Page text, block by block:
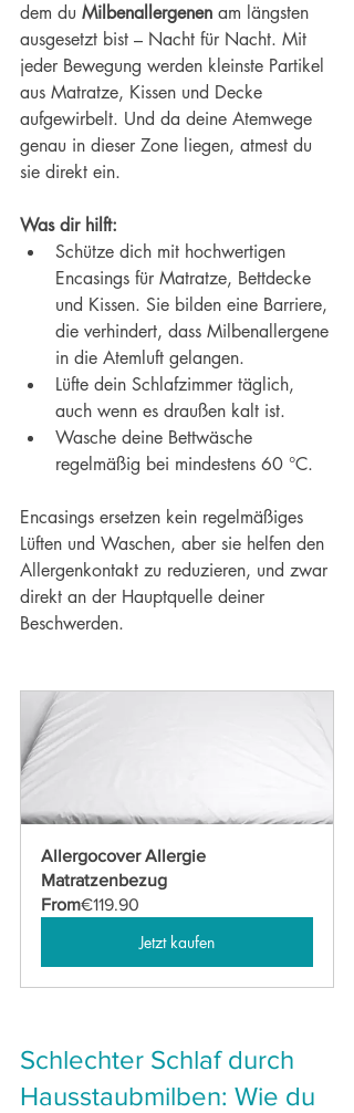
dem du Milbenallergenen am längsten
ausgesetzt bist – Nacht für Nacht. Mit
jeder Bewegung werden kleinste Partikel
aus Matratze, Kissen und Decke
aufgewirbelt. Und da deine Atemwege
genau in dieser Zone liegen, atmest du
sie direkt ein.
Was dir hilft:
Schütze dich mit hochwertigen
Encasings für Matratze, Bettdecke
und Kissen. Sie bilden eine Barriere,
die verhindert, dass Milbenallergene
in die Atemluft gelangen.
Lüfte dein Schlafzimmer täglich,
auch wenn es draußen kalt ist.
Wasche deine Bettwäsche
regelmäßig bei mindestens 60 °C.
Encasings ersetzen kein regelmäßiges
Lüften und Waschen, aber sie helfen den
Allergenkontakt zu reduzieren, und zwar
direkt an der Hauptquelle deiner
Beschwerden.
Allergocover Allergie
Matratzenbezug
From€119.90
Jetzt kaufen
Schlechter Schlaf durch
Hausstaubmilben: Wie du